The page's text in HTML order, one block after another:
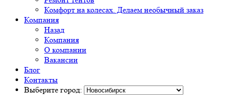
Комфорт на колесах. Делаем необычный заказ
Компания
Назад
Компания
О компании
Вакансии
Блог
Контакты
Выберите город: